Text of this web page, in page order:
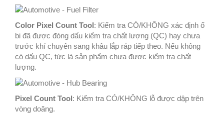
Color Pixel Count Tool: Kiểm tra CÓ/KHÔNG xác định ổ
bi đã được đóng dấu kiểm tra chất lượng (QC) hay chưa
trước khí chuyên sang khâu lắp ráp tiếp theo. Nếu không
có dấu QC, tức là sản phẩm chưa được kiểm tra chất
lượng.
Pixel Count Tool: Kiểm tra CÓ/KHÔNG lỗ được dập trên
vòng doăng.